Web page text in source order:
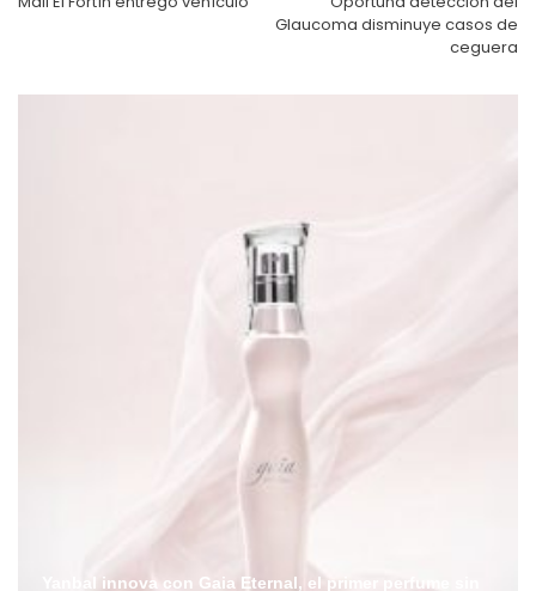
Glaucoma disminuye casos de
ceguera
Yanbal innova con Gaia Eternal, el primer perfume sin